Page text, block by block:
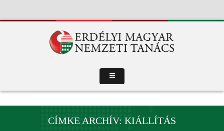
CÍMKE ARCHÍV: KIÁLLÍTÁS